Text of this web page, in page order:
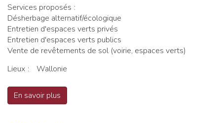
Services proposés
Désherbage alternatif/écologique
Entretien d'espaces verts privés
Entretien d'espaces verts publics
Vente de revêtements de sol (voirie, espaces verts)
Lieux
Wallonie
En savoir plus